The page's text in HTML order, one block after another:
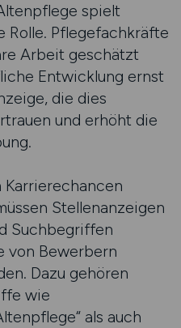
spielt
Pflegefachkräfte
Arbeit geschätzt
Entwicklung ernst
die dies
und erhöht die
Stellenanzeigen
Suchbegriffen
von Bewerbern
Dazu gehören
wie
als auch